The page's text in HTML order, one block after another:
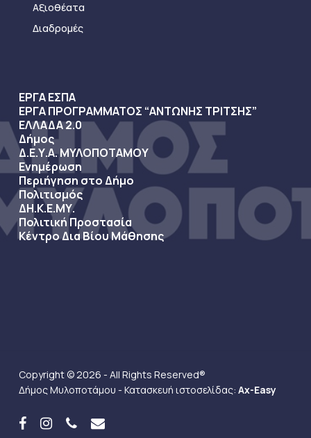
Αξιοθέατα
Διαδρομές
ΕΡΓΑ ΕΣΠΑ
ΕΡΓΑ ΠΡΟΓΡΑΜΜΑΤΟΣ “ΑΝΤΩΝΗΣ ΤΡΙΤΣΗΣ”
ΕΛΛΑΔΑ 2.0
Δήμος
Δ.Ε.Υ.Α. ΜΥΛΟΠΟΤΑΜΟΥ
Ενημέρωση
Περιήγηση στο Δήμο
Πολιτισμός
ΔΗ.Κ.Ε.ΜΥ.
Πολιτική Προστασία
Κέντρο Δια Βίου Μάθησης
Copyright © 2026 - All Rights Reserved®
Δήμος Μυλοποτάμου - Κατασκευή ιστοσελίδας: Ax-Easy
facebookinstagramphoneemail